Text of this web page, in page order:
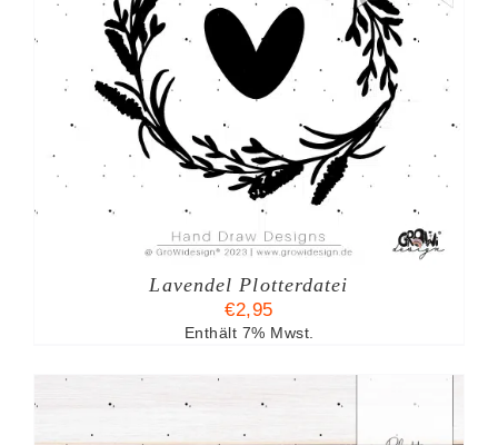
Lavendel Plotterdatei
€2,95
Enthält 7% Mwst.